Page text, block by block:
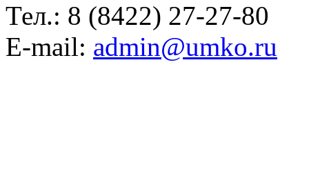
Тел.: 8 (8422) 27-27-80
E-mail: admin@umko.ru